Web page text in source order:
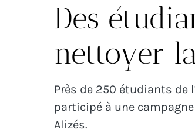
Des
nettoyer
Près de 250 étudiants de
participé à une
Alizés.